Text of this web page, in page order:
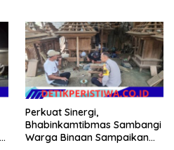
Perkuat Sinergi,
Bhabinkamtibmas Sambangi
Warga Binaan Sampaikan